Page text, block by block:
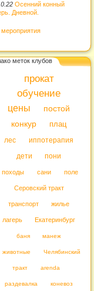
Осенний конный
Дневной.
меток клубов
прокат
обучение
цены
постой
конкур
плац
лес
иппотерапия
дети
пони
походы сани поле
Серовский тракт
транспорт жилье
лагерь Екатеринбург
баня манеж
животные Челябинский
тракт arenda
раздевалка коневоз